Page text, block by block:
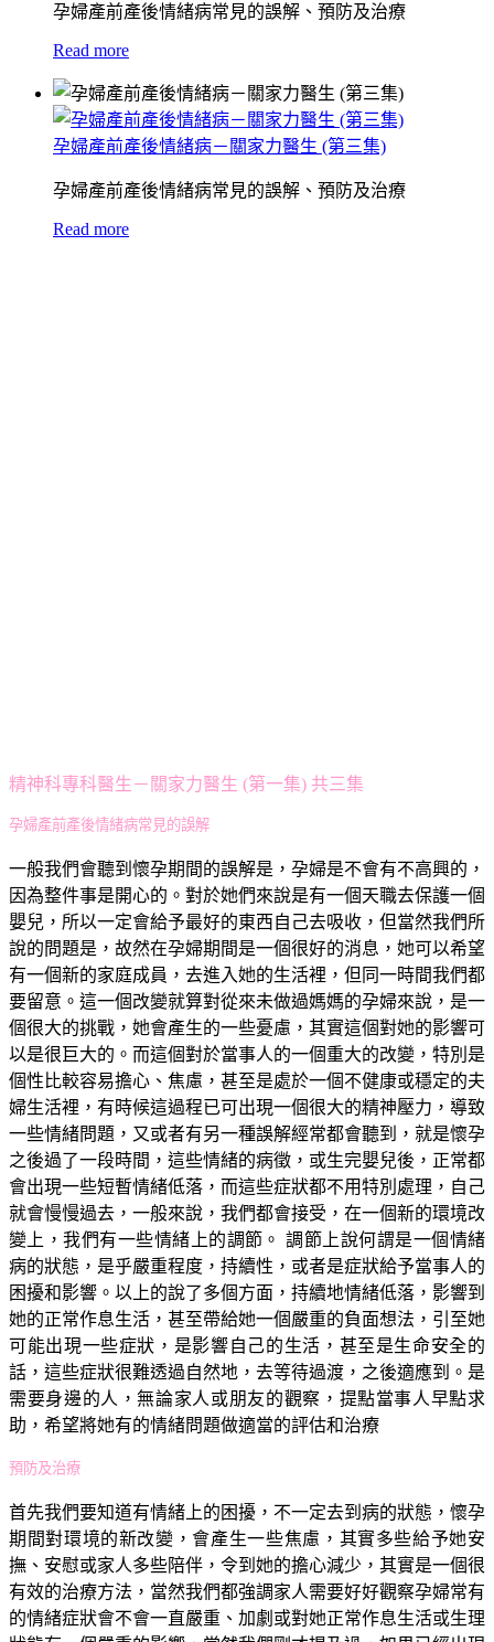
孕婦產前產後情緒病常見的誤解、預防及治療
Read more
孕婦產前產後情緒病－關家力醫生 (第三集)
孕婦產前產後情緒病常見的誤解、預防及治療
Read more
精神科專科醫生－關家力醫生 (第一集) 共三集
孕婦產前產後情緒病常見的誤解
一般我們會聽到懷孕期間的誤解是，孕婦是不會有不高興的，
因為整件事是開心的。對於她們來說是有一個天職去保護一個
嬰兒，所以一定會給予最好的東西自己去吸收，但當然我們所
說的問題是，故然在孕婦期間是一個很好的消息，她可以希望
有一個新的家庭成員，去進入她的生活裡，但同一時間我們都
要留意。這一個改變就算對從來未做過媽媽的孕婦來說，是一
個很大的挑戰，她會產生的一些憂慮，其實這個對她的影響可
以是很巨大的。而這個對於當事人的一個重大的改變，特別是
個性比較容易擔心、焦慮，甚至是處於一個不健康或穩定的夫
婦生活裡，有時候這過程已可出現一個很大的精神壓力，導致
一些情緒問題，又或者有另一種誤解經常都會聽到，就是懷孕
之後過了一段時間，這些情緒的病徵，或生完嬰兒後，正常都
會出現一些短暫情緒低落，而這些症狀都不用特別處理，自己
就會慢慢過去，一般來說，我們都會接受，在一個新的環境改
變上，我們有一些情緒上的調節。 調節上說何謂是一個情緒
病的狀態，是乎嚴重程度，持續性，或者是症狀給予當事人的
困擾和影響。以上的說了多個方面，持續地情緒低落，影響到
她的正常作息生活，甚至帶給她一個嚴重的負面想法，引至她
可能出現一些症狀，是影響自己的生活，甚至是生命安全的
話，這些症狀很難透過自然地，去等待過渡，之後適應到。是
需要身邊的人，無論家人或朋友的觀察，提點當事人早點求
助，希望將她有的情緒問題做適當的評估和治療
預防及治療
首先我們要知道有情緒上的困擾，不一定去到病的狀態，懷孕
期間對環境的新改變，會產生一些焦慮，其實多些給予她安
撫、安慰或家人多些陪伴，令到她的擔心減少，其實是一個很
有效的治療方法，當然我們都強調家人需要好好觀察孕婦常有
的情緒症狀會不會一直嚴重、加劇或對她正常作息生活或生理